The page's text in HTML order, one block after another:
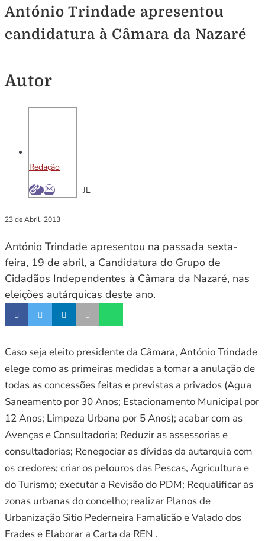
António Trindade apresentou
candidatura à Câmara da Nazaré
Autor
Redação
JL
23 de Abril, 2013
António Trindade apresentou na passada sexta-
feira, 19 de abril, a Candidatura do Grupo de
Cidadãos Independentes à Câmara da Nazaré, nas
eleições autárquicas deste ano.
Caso seja eleito presidente da Câmara, António Trindade
elege como as primeiras medidas a tomar a anulação de
todas as concessões feitas e previstas a privados (Agua
Saneamento por 30 Anos; Estacionamento Municipal por
12 Anos; Limpeza Urbana por 5 Anos); acabar com as
Avenças e Consultadoria; Reduzir as assessorias e
consultadorias; Renegociar as dívidas da autarquia com
os credores; criar os pelouros das Pescas, Agricultura e
do Turismo; executar a Revisão do PDM; Requalificar as
zonas urbanas do concelho; realizar Planos de
Urbanização Sitio Pederneira Famalicão e Valado dos
Frades e Elaborar a Carta da REN .